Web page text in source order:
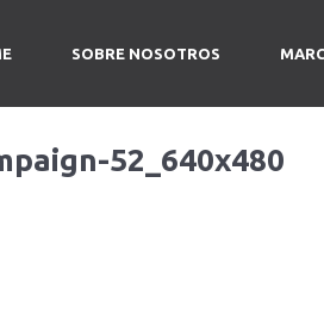
SOBRE NOSOTROS
52_640x480